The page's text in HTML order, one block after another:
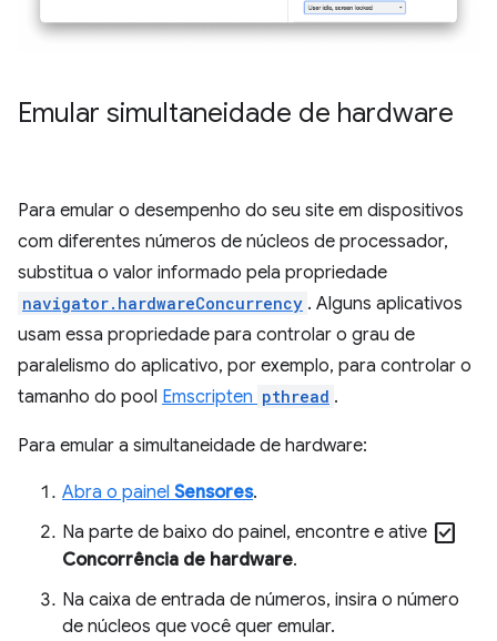
Emular simultaneidade de hardware
Para emular o desempenho do seu site em dispositivos
com diferentes números de núcleos de processador,
substitua o valor informado pela propriedade
navigator.hardwareConcurrency . Alguns aplicativos
usam essa propriedade para controlar o grau de
paralelismo do aplicativo, por exemplo, para controlar o
tamanho do pool Emscripten pthread .
Para emular a simultaneidade de hardware:
Abra o painel Sensores.
Na parte de baixo do painel, encontre e ative check_box
Concorrência de hardware.
Na caixa de entrada de números, insira o número
de núcleos que você quer emular.